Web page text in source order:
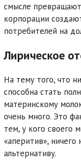
смысле
корпорации
потребителей на
Лирическое
На тему того, что
способна стать
материнскому
очень много. Это
тем, у кого своего
«аперитив», ничего
альтернативу.